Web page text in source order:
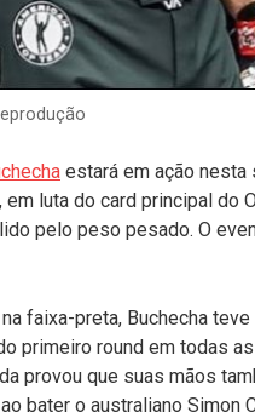
estará em ação
luta do card principal do
pelo peso pesado. O
faixa-preta, Buchecha
primeiro round em todas
provou que suas mãos
bater o australiano Simon